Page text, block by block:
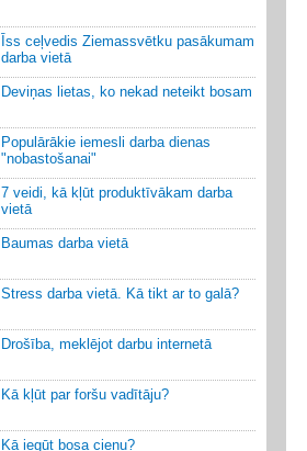
Īss ceļvedis Ziemassvētku pasākumam
darba vietā
Deviņas lietas, ko nekad neteikt bosam
Populārākie iemesli darba dienas
"nobastošanai"
7 veidi, kā kļūt produktīvākam darba
vietā
Baumas darba vietā
Stress darba vietā. Kā tikt ar to galā?
Drošība, meklējot darbu internetā
Kā kļūt par foršu vadītāju?
Kā iegūt bosa cieņu?